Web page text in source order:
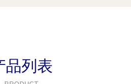
品列表